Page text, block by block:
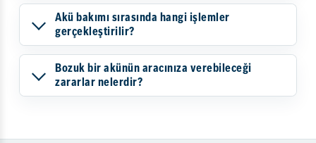
Akü bakımı sırasında hangi işlemler
gerçekleştirilir?
Bozuk bir akünün aracınıza verebileceği
zararlar nelerdir?